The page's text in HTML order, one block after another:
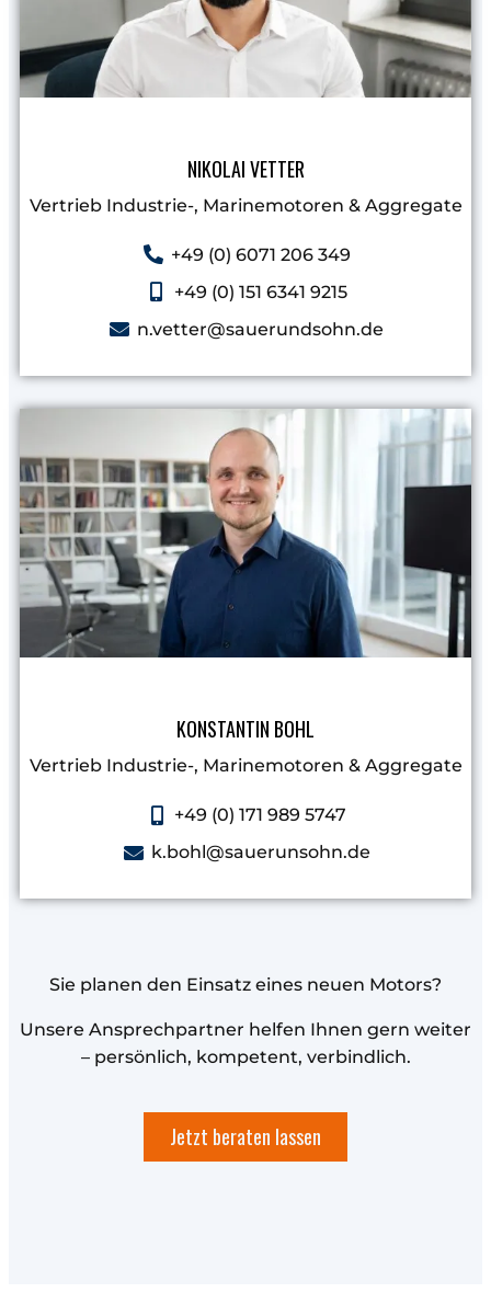
NIKOLAI VETTER
Vertrieb Industrie-, Marinemotoren & Aggregate​
+49 (0) 6071 206 349
+49 (0) 151 6341 9215
n.vetter@sauerundsohn.de
KONSTANTIN BOHL
Vertrieb Industrie-, Marinemotoren & Aggregate​
+49 (0) 171 989 5747
k.bohl@sauerunsohn.de
Sie planen den Einsatz eines neuen Motors?
Unsere Ansprechpartner helfen Ihnen gern weiter
– persönlich, kompetent, verbindlich.
Jetzt beraten lassen